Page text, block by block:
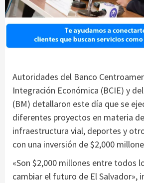
Autoridades del Banco
Integración Económica (BCIE) y
(BM) detallaron este día que se
diferentes proyectos en materia
infraestructura vial, deportes y
con una inversión de $2,000
«Son $2,000 millones entre todos
cambiar el futuro de El Salvador»,